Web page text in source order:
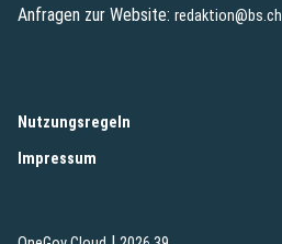
Anfragen zur Website: redaktion@bs.ch
Nutzungsregeln
Impressum